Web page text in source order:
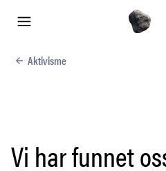
Aktivisme
Vi har funnet